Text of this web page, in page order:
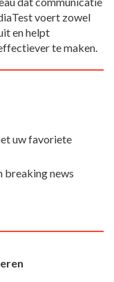
voert zowel
en helpt
te maken.
uw favoriete
breaking news